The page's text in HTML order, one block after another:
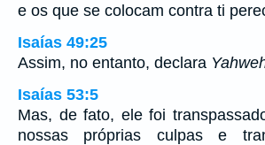
e os que se colocam contra ti
Isaías 49:25
Assim, no entanto, declara
Isaías 53:5
Mas, de fato, ele foi
nossas próprias culpas e